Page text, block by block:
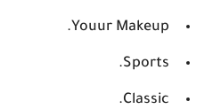
Youur Makeup.
Sports.
Classic.